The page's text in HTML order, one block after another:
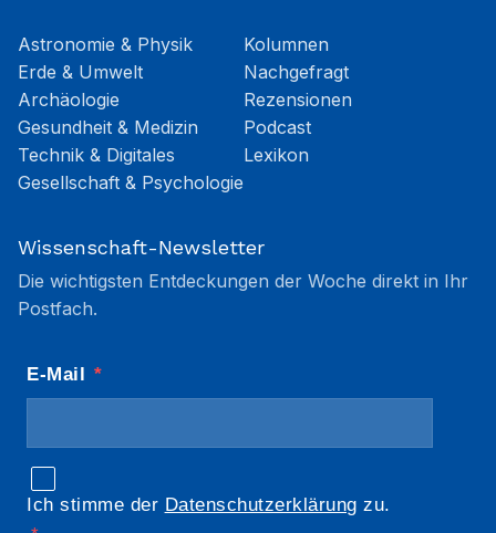
Astronomie & Physik
Erde & Umwelt
Archäologie
Gesundheit & Medizin
Technik & Digitales
Gesellschaft & Psychologie
Kolumnen
Nachgefragt
Rezensionen
Podcast
Lexikon
Wissenschaft-Newsletter
Die wichtigsten Entdeckungen der Woche direkt in Ihr
Postfach.